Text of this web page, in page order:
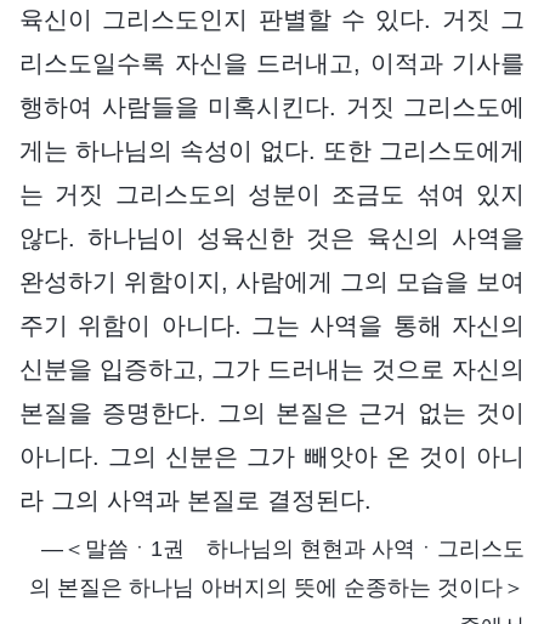
육신이 그리스도인지 판별할 수 있다. 거짓 그
리스도일수록 자신을 드러내고, 이적과 기사를
행하여 사람들을 미혹시킨다. 거짓 그리스도에
게는 하나님의 속성이 없다. 또한 그리스도에게
는 거짓 그리스도의 성분이 조금도 섞여 있지
않다. 하나님이 성육신한 것은 육신의 사역을
완성하기 위함이지, 사람에게 그의 모습을 보여
주기 위함이 아니다. 그는 사역을 통해 자신의
신분을 입증하고, 그가 드러내는 것으로 자신의
본질을 증명한다. 그의 본질은 근거 없는 것이
아니다. 그의 신분은 그가 빼앗아 온 것이 아니
라 그의 사역과 본질로 결정된다.
―＜말씀ㆍ1권 하나님의 현현과 사역ㆍ그리스도
의 본질은 하나님 아버지의 뜻에 순종하는 것이다＞